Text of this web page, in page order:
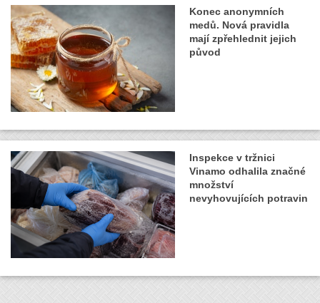
Konec anonymních
medů. Nová pravidla
mají zpřehlednit jejich
původ
Inspekce v tržnici
Vinamo odhalila značné
množství
nevyhovujících potravin